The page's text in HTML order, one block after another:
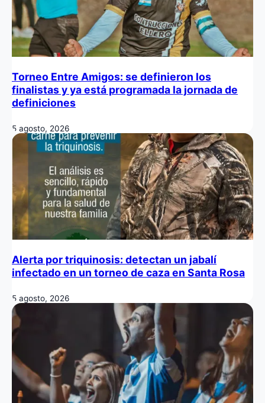
Torneo Entre Amigos: se definieron los
finalistas y ya está programada la jornada de
definiciones
5 agosto, 2026
Alerta por triquinosis: detectan un jabalí
infectado en un torneo de caza en Santa Rosa
5 agosto, 2026